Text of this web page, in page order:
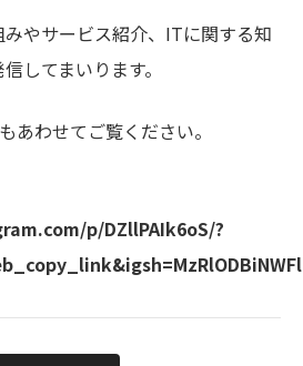
やサービス紹介、ITに関する知
してまいります。
あわせてご覧ください。
p/DZllPAIk6oS/?